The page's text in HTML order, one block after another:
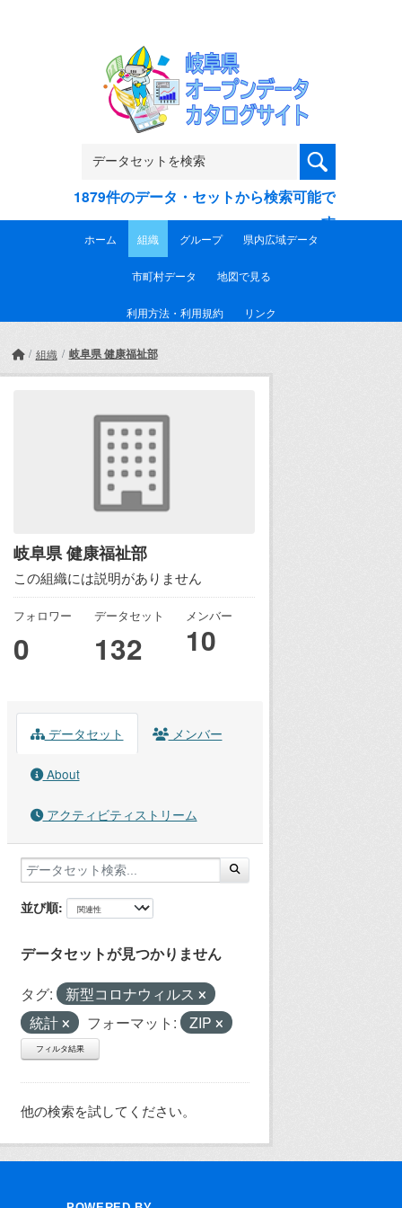
1879件のデータ・セットから検索可能で
す
ホーム 組織 グループ 県内広域データ
市町村データ 地図で見る
利用方法・利用規約 リンク
組織 岐阜県 健康福祉部
岐阜県 健康福祉部
この組織には説明がありません
フォロワー
0
データセット
132
メンバー
10
データセット メンバー
About
アクティビティストリーム
並び順
データセットが見つかりません
タグ:
新型コロナウィルス
統計
フォーマット: ZIP
フィルタ結果
他の検索を試してください。